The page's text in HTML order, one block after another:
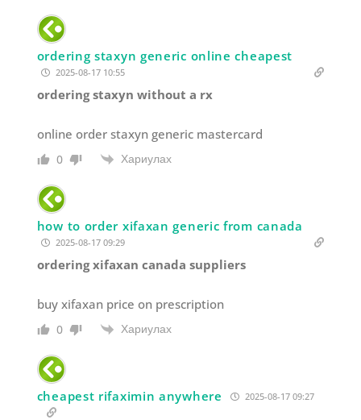
ordering staxyn generic online cheapest
2025-08-17 10:55
ordering staxyn without a rx
online order staxyn generic mastercard
0 Хариулах
how to order xifaxan generic from canada
2025-08-17 09:29
ordering xifaxan canada suppliers
buy xifaxan price on prescription
0 Хариулах
cheapest rifaximin anywhere 2025-08-17 09:27